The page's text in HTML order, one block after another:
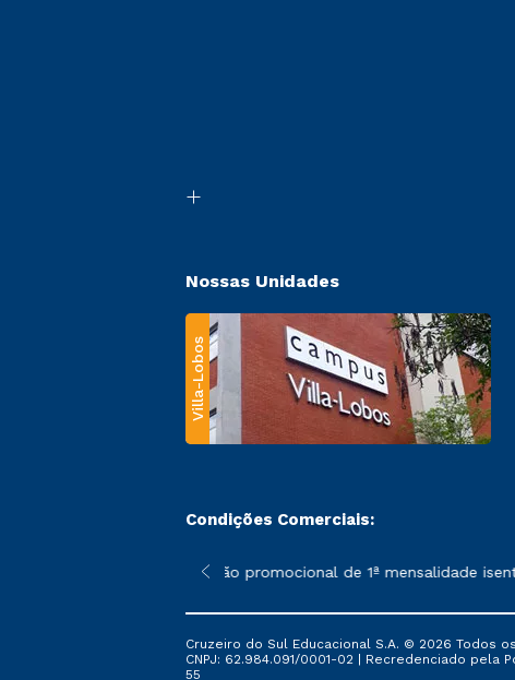
Nossas Unidades
Villa-Lobos
Condições Comerciais:
sofrer alterações nos períodos de rematrícula conforme
*A condição promocional de 1ª mensalidade
Cruzeiro do Sul Educacional S.A. © 2026 Todos
CNPJ: 62.984.091/0001-02 | Recredenciado pela
55